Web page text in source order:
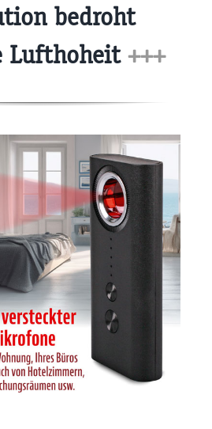
bedroht
Lufthoheit +++